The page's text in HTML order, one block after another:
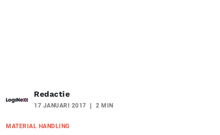
Redactie
17 JANUARI 2017 2 MIN
MATERIAL HANDLING